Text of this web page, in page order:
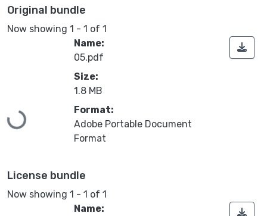
Original bundle
Now showing 1 - 1 of 1
Loading...
Name:
05.pdf
Size:
1.8 MB
Format:
Adobe Portable Document
Format
License bundle
Now showing 1 - 1 of 1
Name: